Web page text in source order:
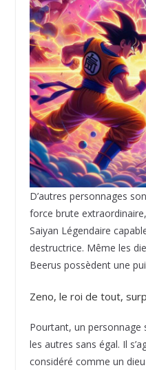
D’autres personnages
force brute
Saiyan Légendaire
destructrice. Même les
Beerus possèdent une
Zeno, le roi de tout,
Pourtant, un personnage
les autres sans égal. Il
considéré comme un